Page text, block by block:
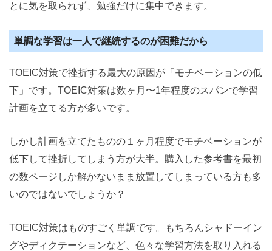
とに気を取られず、勉強だけに集中できます。
単調な学習は一人で継続するのが困難だから
TOEIC対策で挫折する最大の原因が「モチベーションの低
下」です。TOEIC対策は数ヶ月〜1年程度のスパンで学習
計画を立てる方が多いです。
しかし計画を立てたものの１ヶ月程度でモチベーションが
低下して挫折してしまう方が大半。購入した参考書を最初
の数ページしか解かないまま放置してしまっている方も多
いのではないでしょうか？
TOEIC対策はものすごく単調です。もちろんシャドーイン
グやディクテーションなど、色々な学習方法を取り入れる